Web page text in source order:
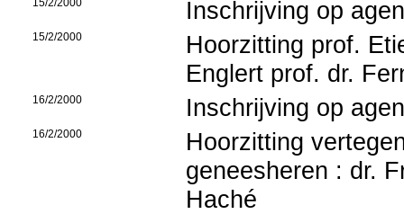
15/2/2000 Inschrijving op
15/2/2000
Hoorzitting prof.
Englert prof. dr.
16/2/2000 Inschrijving op
16/2/2000
Hoorzitting
geneesheren : dr.
Haché